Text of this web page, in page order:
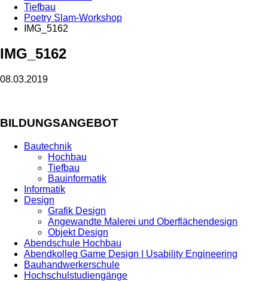
Tiefbau
Poetry Slam-Workshop
IMG_5162
IMG_5162
08.03.2019
BILDUNGSANGEBOT
Bautechnik
Hochbau
Tiefbau
Bauinformatik
Informatik
Design
Grafik Design
Angewandte Malerei und Oberflächendesign
Objekt Design
Abendschule Hochbau
Abendkolleg Game Design | Usability Engineering
Bauhandwerkerschule
Hochschulstudiengänge